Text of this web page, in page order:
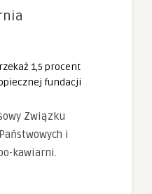
Związku
i
kawiarni.